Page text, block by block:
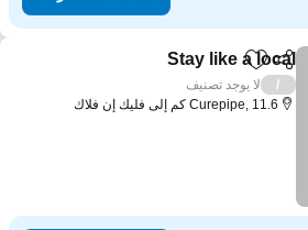
مشاركةAdd to favorites
Stay like a local
لا يوجد تصنيف
Curepipe, 11.6 كم إلى فليك إن فلاك